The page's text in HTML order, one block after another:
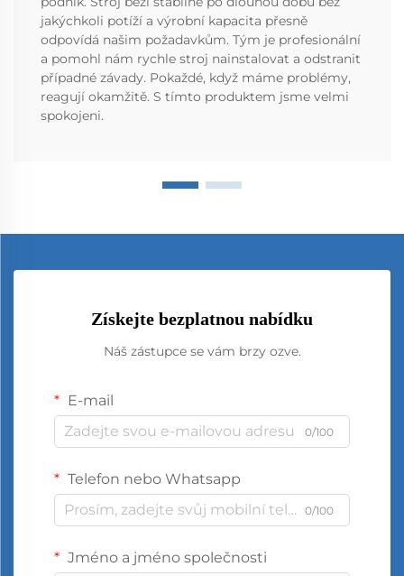
jakýchkoli potíží a výrobní kapacita přesně
odpovídá našim požadavkům. Tým je profesionální
a pomohl nám rychle stroj nainstalovat a odstranit
případné závady. Pokaždé, když máme problémy,
reagují okamžitě. S tímto produktem jsme velmi
spokojeni.
Získejte bezplatnou nabídku
Náš zástupce se vám brzy ozve.
E-mail
0/100
Telefon nebo Whatsapp
0/100
Jméno a jméno společnosti